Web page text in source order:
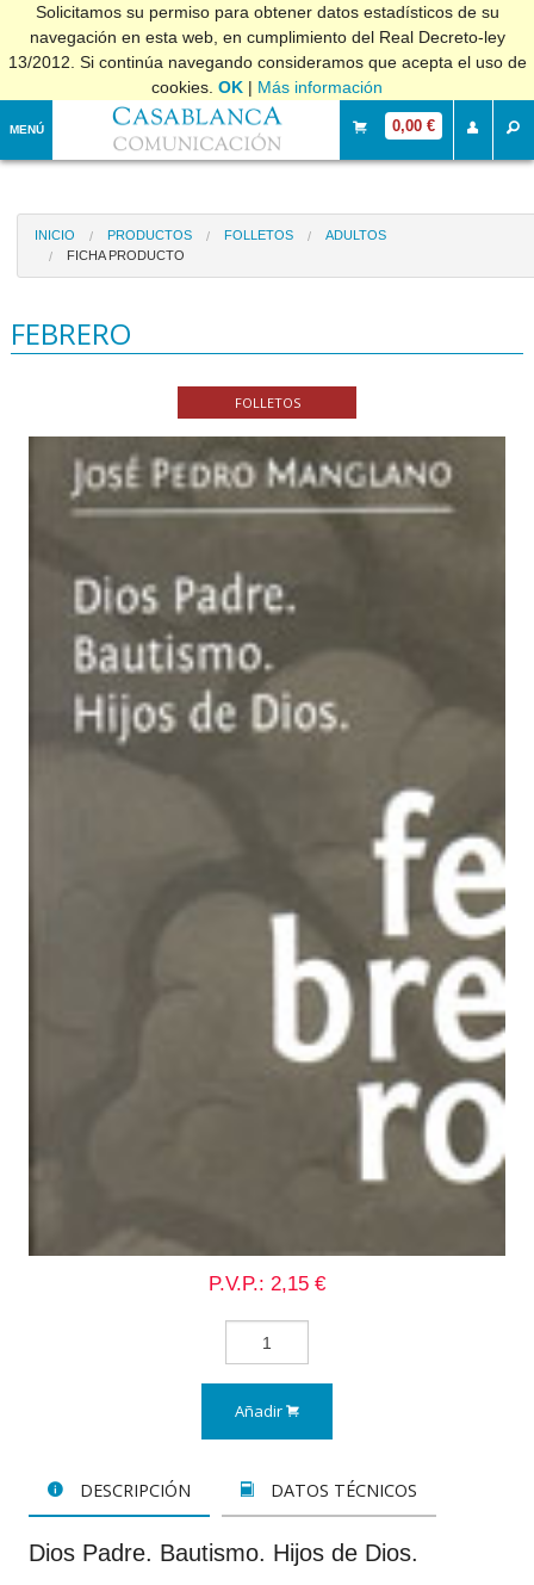
Solicitamos su permiso para obtener datos estadísticos de su
navegación en esta web, en cumplimiento del Real Decreto-ley
13/2012. Si continúa navegando consideramos que acepta el uso de
cookies. OK | Más información
MENÚ 0,00 €
INICIO PRODUCTOS FOLLETOS
ADULTOS
FICHA PRODUCTO
FEBRERO
FOLLETOS
P.V.P.: 2,15 €
Añadir
DESCRIPCIÓN DATOS TÉCNICOS
Dios Padre. Bautismo. Hijos de Dios.